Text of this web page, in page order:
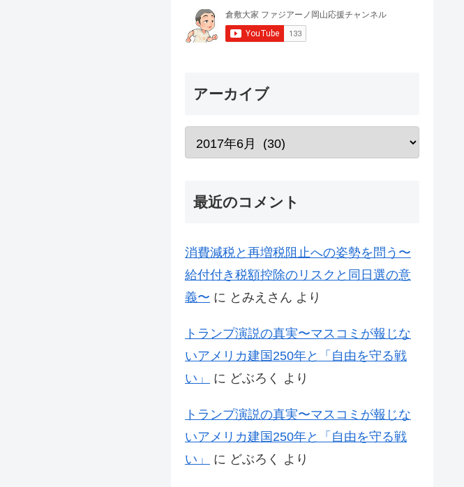
アーカイブ
最近のコメント
消費減税と再増税阻止への姿勢を問う〜
給付付き税額控除のリスクと同日選の意
義〜 に とみえさん より
トランプ演説の真実〜マスコミが報じな
いアメリカ建国250年と「自由を守る戦
い」
に どぶろく より
トランプ演説の真実〜マスコミが報じな
いアメリカ建国250年と「自由を守る戦
い」
に どぶろく より